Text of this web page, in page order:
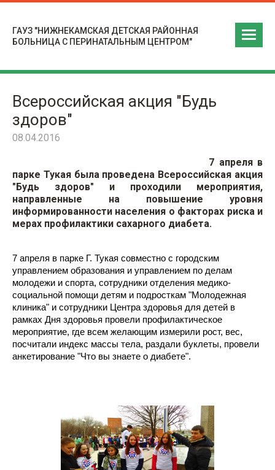
ГАУЗ "НИЖНЕКАМСКАЯ ДЕТСКАЯ РАЙОННАЯ
БОЛЬНИЦА С ПЕРИНАТАЛЬНЫМ ЦЕНТРОМ"
Всероссийская акция "Будь
здоров"
08.04.2016
7 апреля в
парке Тукая была проведена Всероссийская акция
"Будь здоров" и проходили мероприятия,
направленные на повышение уровня
информированности населения о факторах риска и
мерах профилактики сахарного диабета.
7 апреля в парке Г. Тукая совместно с городским
управлением образования и управлением по делам
молодежи и спорта, сотрудники отделения медико-
социальной помощи детям и подросткам "Молодежная
клиника" и сотрудники Центра здоровья для детей в
рамках Дня здоровья провели профилактическое
мероприятие, где всем желающим измерили рост, вес,
посчитали индекс массы тела, раздали буклеты, провели
анкетирование "Что вы знаете о диабете".